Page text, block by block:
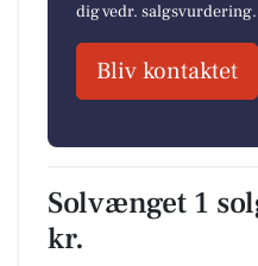
dig vedr. salgsvurdering.
Bliv kontaktet
Solvænget 1
kr.